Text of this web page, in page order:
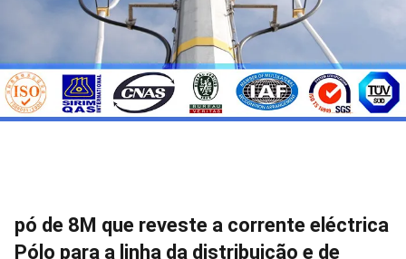
pó de 8M que reveste a corrente eléctrica
Pólo para a linha da distribuição e de